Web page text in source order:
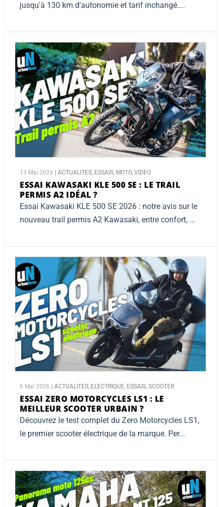
jusqu'à 130 km d'autonomie et tarif inchangé....
13 Mai 2026 ACTUALITES, ESSAIS, MOTO, VIDEO
ESSAI KAWASAKI KLE 500 SE : LE TRAIL
PERMIS A2 IDÉAL ?
Essai Kawasaki KLE 500 SE 2026 : notre avis sur le
nouveau trail permis A2 Kawasaki, entre confort, ...
6 Mai 2026 ACTUALITES, ELECTRIQUE, ESSAIS, SCOOTER
ESSAI ZERO MOTORCYCLES LS1 : LE
MEILLEUR SCOOTER URBAIN ?
Découvrez le test complet du Zero Motorcycles LS1,
le premier scooter électrique de la marque. Per...